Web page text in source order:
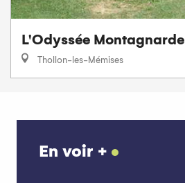
L'Odyssée Montagnarde
Thollon-les-Mémises
En voir +